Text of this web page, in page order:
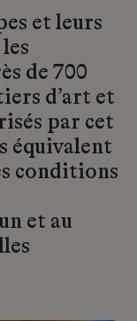
et leurs
de 700
d’art et
par cet
équivalent
conditions
et au